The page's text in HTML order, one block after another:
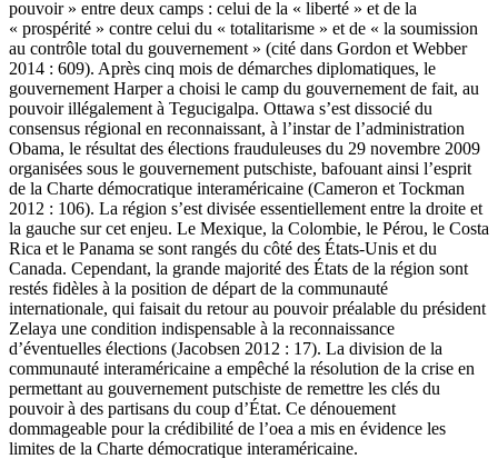
pouvoir » entre deux camps : celui de la « liberté » et de la
« prospérité » contre celui du « totalitarisme » et de « la soumission
au contrôle total du gouvernement » (cité dans Gordon et Webber
2014 : 609). Après cinq mois de démarches diplomatiques, le
gouvernement Harper a choisi le camp du gouvernement de fait, au
pouvoir illégalement à Tegucigalpa. Ottawa s’est dissocié du
consensus régional en reconnaissant, à l’instar de l’administration
Obama, le résultat des élections frauduleuses du 29 novembre 2009
organisées sous le gouvernement putschiste, bafouant ainsi l’esprit
de la Charte démocratique interaméricaine (Cameron et Tockman
2012 : 106). La région s’est divisée essentiellement entre la droite et
la gauche sur cet enjeu. Le Mexique, la Colombie, le Pérou, le Costa
Rica et le Panama se sont rangés du côté des États-Unis et du
Canada. Cependant, la grande majorité des États de la région sont
restés fidèles à la position de départ de la communauté
internationale, qui faisait du retour au pouvoir préalable du président
Zelaya une condition indispensable à la reconnaissance
d’éventuelles élections (Jacobsen 2012 : 17). La division de la
communauté interaméricaine a empêché la résolution de la crise en
permettant au gouvernement putschiste de remettre les clés du
pouvoir à des partisans du coup d’État. Ce dénouement
dommageable pour la crédibilité de l’oea a mis en évidence les
limites de la Charte démocratique interaméricaine.